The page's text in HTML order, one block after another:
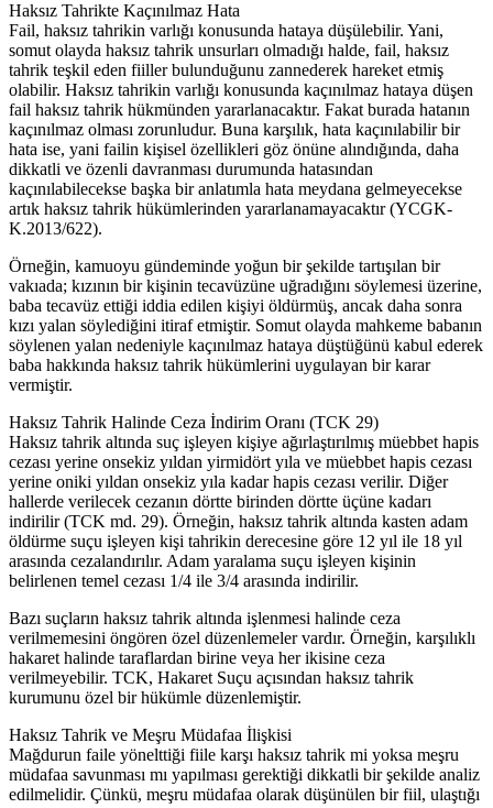
Haksız Tahrikte Kaçınılmaz Hata
Fail, haksız tahrikin varlığı konusunda hataya düşülebilir. Yani,
somut olayda haksız tahrik unsurları olmadığı halde, fail, haksız
tahrik teşkil eden fiiller bulunduğunu zannederek hareket etmiş
olabilir. Haksız tahrikin varlığı konusunda kaçınılmaz hataya düşen
fail haksız tahrik hükmünden yararlanacaktır. Fakat burada hatanın
kaçınılmaz olması zorunludur. Buna karşılık, hata kaçınılabilir bir
hata ise, yani failin kişisel özellikleri göz önüne alındığında, daha
dikkatli ve özenli davranması durumunda hatasından
kaçınılabilecekse başka bir anlatımla hata meydana gelmeyecekse
artık haksız tahrik hükümlerinden yararlanamayacaktır (YCGK-
K.2013/622).
Örneğin, kamuoyu gündeminde yoğun bir şekilde tartışılan bir
vakıada; kızının bir kişinin tecavüzüne uğradığını söylemesi üzerine,
baba tecavüz ettiği iddia edilen kişiyi öldürmüş, ancak daha sonra
kızı yalan söylediğini itiraf etmiştir. Somut olayda mahkeme babanın
söylenen yalan nedeniyle kaçınılmaz hataya düştüğünü kabul ederek
baba hakkında haksız tahrik hükümlerini uygulayan bir karar
vermiştir.
Haksız Tahrik Halinde Ceza İndirim Oranı (TCK 29)
Haksız tahrik altında suç işleyen kişiye ağırlaştırılmış müebbet hapis
cezası yerine onsekiz yıldan yirmidört yıla ve müebbet hapis cezası
yerine oniki yıldan onsekiz yıla kadar hapis cezası verilir. Diğer
hallerde verilecek cezanın dörtte birinden dörtte üçüne kadarı
indirilir (TCK md. 29). Örneğin, haksız tahrik altında kasten adam
öldürme suçu işleyen kişi tahrikin derecesine göre 12 yıl ile 18 yıl
arasında cezalandırılır. Adam yaralama suçu işleyen kişinin
belirlenen temel cezası 1/4 ile 3/4 arasında indirilir.
Bazı suçların haksız tahrik altında işlenmesi halinde ceza
verilmemesini öngören özel düzenlemeler vardır. Örneğin, karşılıklı
hakaret halinde taraflardan birine veya her ikisine ceza
verilmeyebilir. TCK, Hakaret Suçu açısından haksız tahrik
kurumunu özel bir hükümle düzenlemiştir.
Haksız Tahrik ve Meşru Müdafaa İlişkisi
Mağdurun faile yönelttiği fiile karşı haksız tahrik mi yoksa meşru
müdafaa savunması mı yapılması gerektiği dikkatli bir şekilde analiz
edilmelidir. Çünkü, meşru müdafaa olarak düşünülen bir fiil, ulaştığı